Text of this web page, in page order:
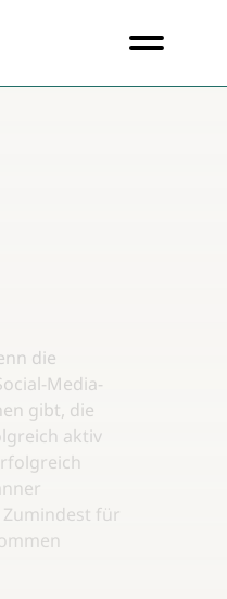
die
Media-
gibt, die
aktiv
für